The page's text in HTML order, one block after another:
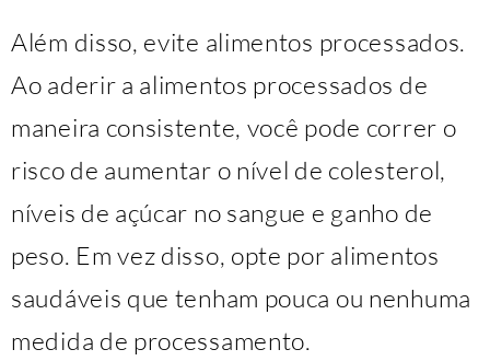
Além disso, evite alimentos processados.
Ao aderir a alimentos processados ​​de
maneira consistente, você pode correr o
risco de aumentar o nível de colesterol,
níveis de açúcar no sangue e ganho de
peso. Em vez disso, opte por alimentos
saudáveis ​​que tenham pouca ou nenhuma
medida de processamento.